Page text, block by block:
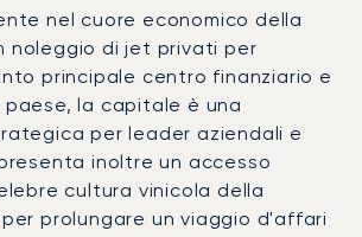
nel cuore economico della
noleggio di jet privati per
principale centro finanziario e
la capitale è una
per leader aziendali e
inoltre un accesso
cultura vinicola della
prolungare un viaggio d'affari